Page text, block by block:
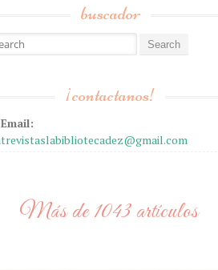
buscador
for:
¡contactanos!
Email:
Más de 1043 artículos